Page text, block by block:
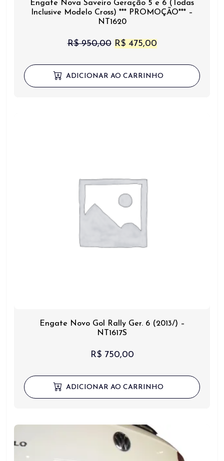
Engate Nova Saveiro Geração 5 e 6 (Todas
Inclusive Modelo Cross) *** PROMOÇÃO*** –
NT1620
R$950,00 O
original
R$475,00O
atual
ADICIONAR AO CARRINHO
Engate Novo Gol Rally Ger. 6 (2013/) –
NT1617S
R$750,00
ADICIONAR AO CARRINHO